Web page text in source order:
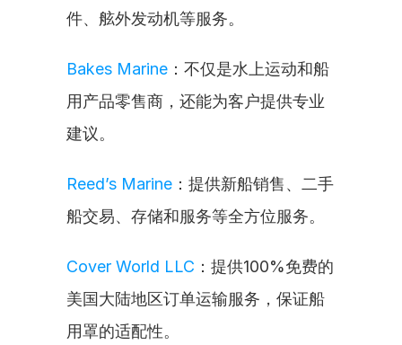
件、舷外发动机等服务。
Bakes Marine ：不仅是水上运动和船
用产品零售商，还能为客户提供专业
建议。
Reed’s Marine ：提供新船销售、二手
船交易、存储和服务等全方位服务。
Cover World LLC ：提供100%免费的
美国大陆地区订单运输服务，保证船
用罩的适配性。